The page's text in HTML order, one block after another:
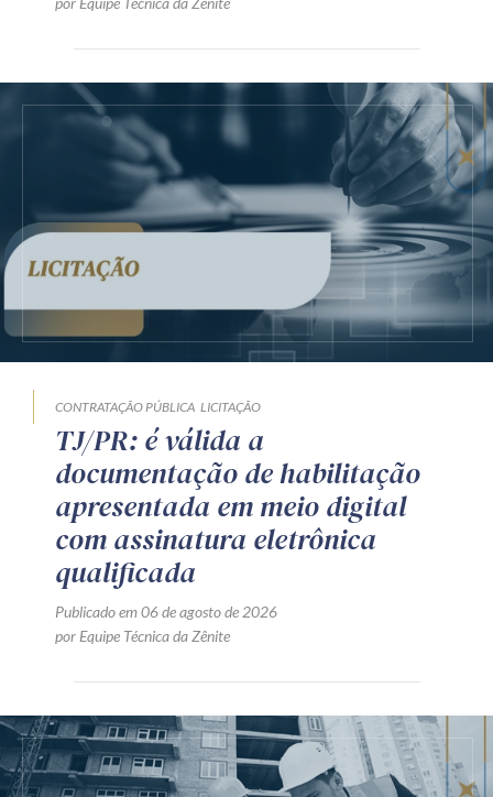
CONTRATAÇÃO PÚBLICA LICITAÇÃO
TJ/PR: é válida a
documentação de habilitação
apresentada em meio digital
com assinatura eletrônica
qualificada
Publicado em 06 de agosto de 2026
por Equipe Técnica da Zênite